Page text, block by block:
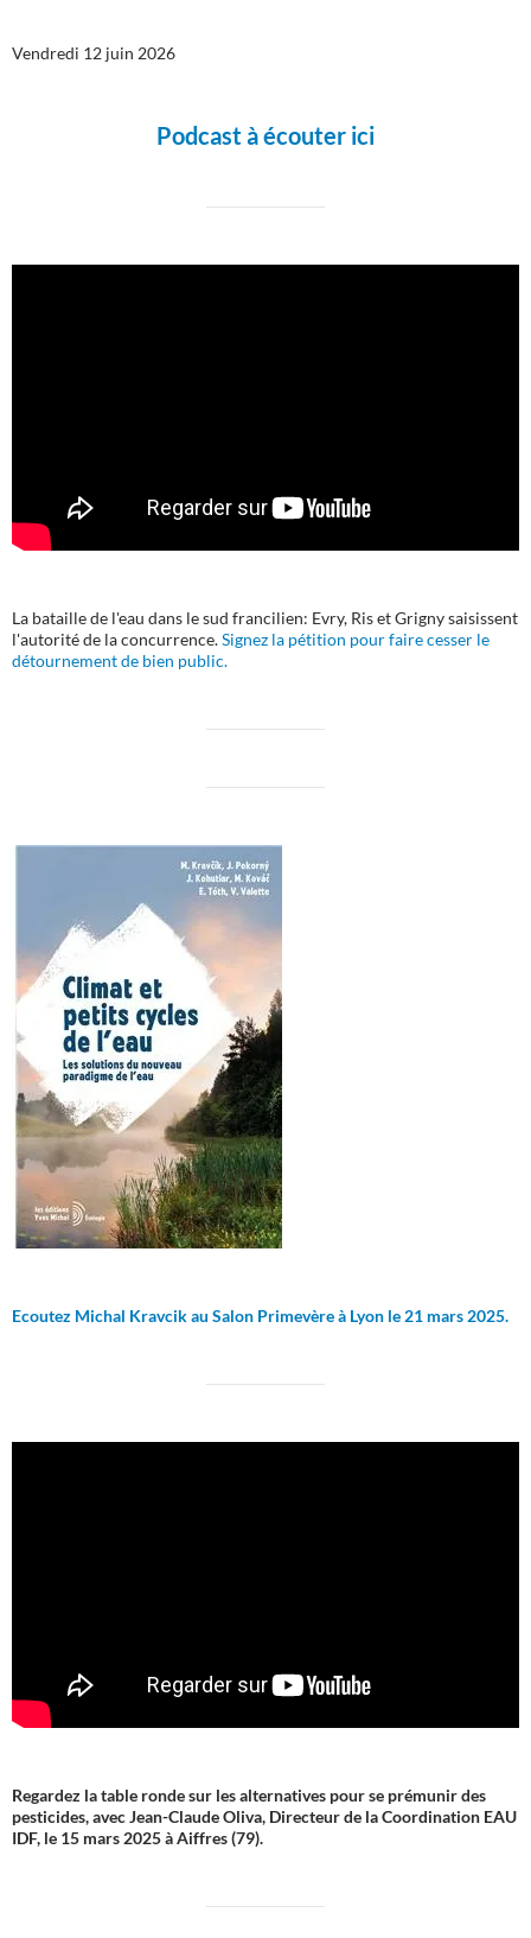
Vendredi 12 juin 2026
Podcast à écouter ici
La bataille de l'eau dans le sud francilien: Evry, Ris et Grigny saisissent
l'autorité de la concurrence.Signez la pétition pour faire cesser le
détournement de bien public.
Ecoutez Michal Kravcik au Salon Primevère à Lyon le 21 mars 2025.
Regardez la table ronde sur les alternatives pour se prémunir des
pesticides, avec Jean-Claude Oliva, Directeur de la Coordination EAU
IDF, le 15 mars 2025 à Aiffres (79).